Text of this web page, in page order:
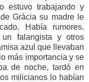
estuvo trabajando y
Gràcia su madre le
Había rumores.
falangista y otros
azul que llevaban
más importancia y se
de noche, tardó en
milicianos lo habían